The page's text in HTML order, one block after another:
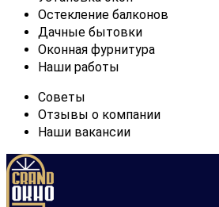
Остекление балконов
Дачные бытовки
Оконная фурнитура
Наши работы
Советы
Отзывы о компании
Наши вакансии